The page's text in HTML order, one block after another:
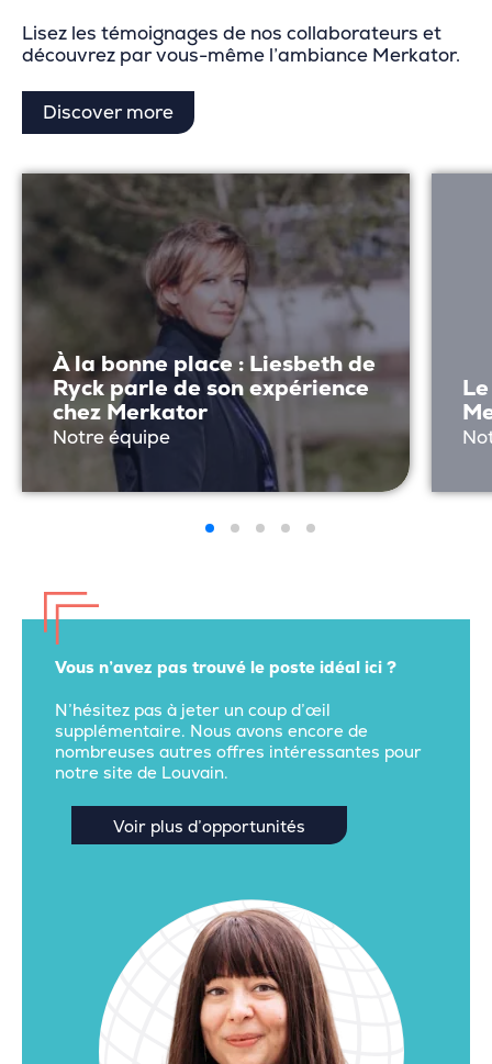
Lisez les témoignages de nos collaborateurs et
découvrez par vous-même l’ambiance Merkator.
Discover more
À la bonne place : Liesbeth de
Ryck parle de son expérience
chez Merkator
Notre équipe
Vous n’avez pas trouvé le poste idéal ici ?
N’hésitez pas à jeter un coup d’œil
supplémentaire. Nous avons encore de
nombreuses autres offres intéressantes pour
notre site de Louvain.
Voir plus d’opportunités